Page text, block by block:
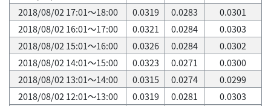
2018/08/02 17:01～18:00
0.0319 0.0283
0.0301
2018/08/02 16:01～17:00
0.0321 0.0284
0.0303
2018/08/02 15:01～16:00
0.0326 0.0284
0.0302
2018/08/02 14:01～15:00
0.0323 0.0271
0.0300
2018/08/02 13:01～14:00
0.0315 0.0274
0.0299
2018/08/02 12:01～13:00
0.0319 0.0281
0.0303